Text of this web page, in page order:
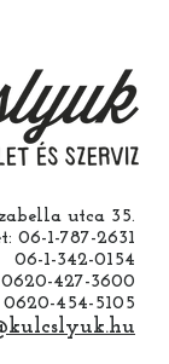
utca 35.
06-1-787-2631
06-1-342-0154
0620-427-3600
0620-454-5105